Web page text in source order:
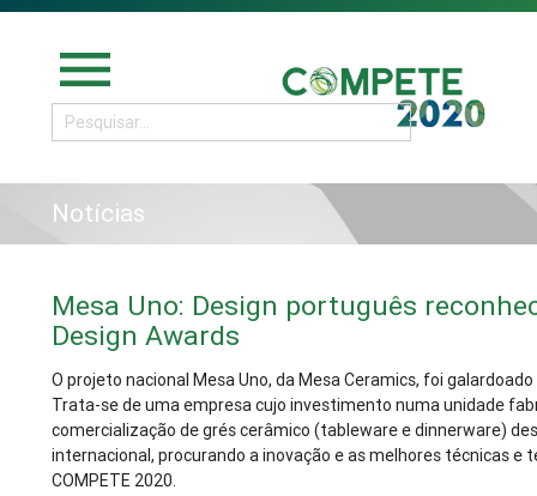
menu
Notícias
Mesa Uno: Design português
Design Awards
O projeto nacional Mesa Uno, da Mesa Ceramics, foi
Trata-se de uma empresa cujo investimento numa unidade
comercialização de grés cerâmico (tableware e dinnerware)
internacional, procurando a inovação e as melhores técnicas e
COMPETE 2020.